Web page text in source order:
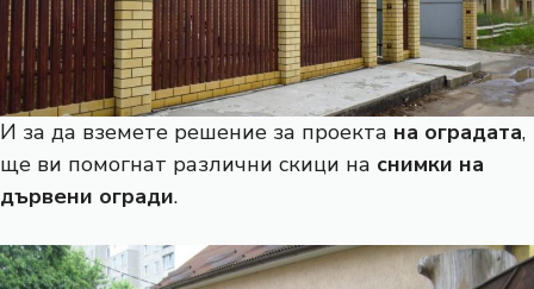
И за да вземете решение за проекта на оградата,
ще ви помогнат различни скици на снимки на
дървени огради.